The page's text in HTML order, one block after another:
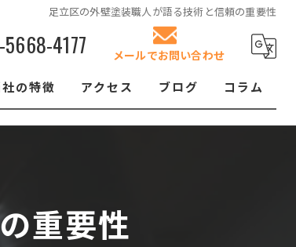
足立区の外壁塗装職人が語る技術と信頼の重要性
4177 メールでお問い合わせ
社の特徴
ロス張替え
アクセス ブログ コラム
重要性